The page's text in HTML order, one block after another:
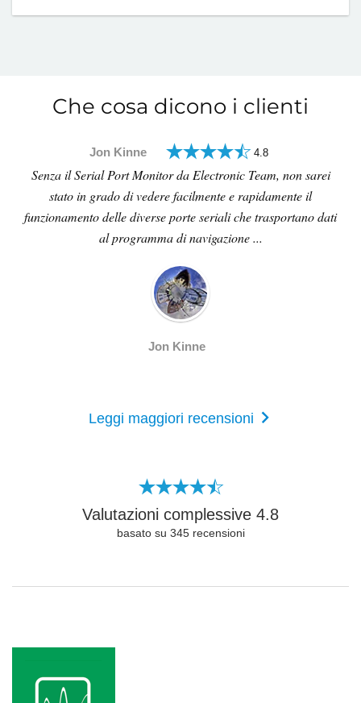
Che cosa dicono i clienti
Jon Kinne 4.8
Senza il Serial Port Monitor da Electronic Team, non sarei
stato in grado di vedere facilmente e rapidamente il
funzionamento delle diverse porte seriali che trasportano dati
al programma di navigazione ...
Jon Kinne
Leggi maggiori recensioni
Valutazioni complessive 4.8
basato su 345recensioni